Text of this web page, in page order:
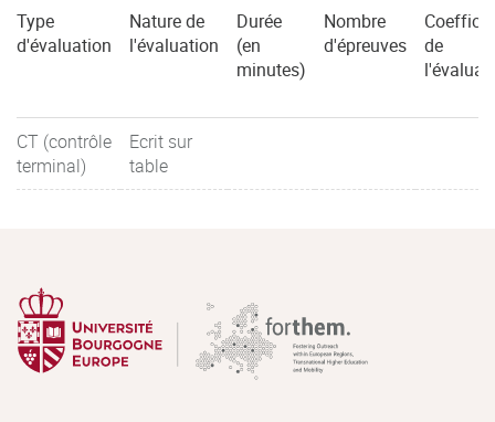
Type
d'évaluation
Nature de
l'évaluation
Durée
(en
minutes)
Nombre
d'épreuves
de
CT (contrôle
terminal)
Ecrit sur
table